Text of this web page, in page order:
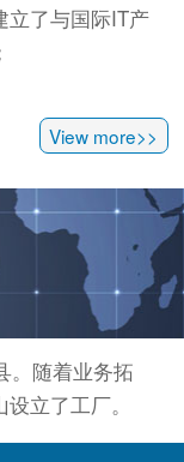
立了与国际IT产
View more>>
。随着业务拓
立了工厂。